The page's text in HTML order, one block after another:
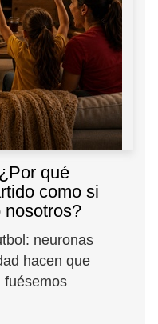
qué
como si
nosotros?
neuronas
hacen que
fuésemos